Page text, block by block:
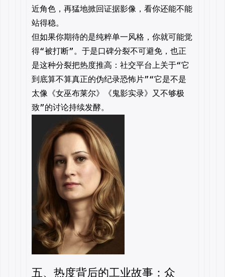
近角色，再猛地掀回证据影像，看你还能不能
站得稳。
但如果你期待的是纯粹单一风格，你就可能觉
得“被打断”。于是口碑分裂不可避免，也正
是这种分裂把热度推高：社交平台上关于“它
到底算不算真正的伪纪录恐怖片”“它是不是
太像《女巫布莱尔》《鬼影实录》又不够极
致”的讨论持续发酵。
五、热度背后的工业故事：众